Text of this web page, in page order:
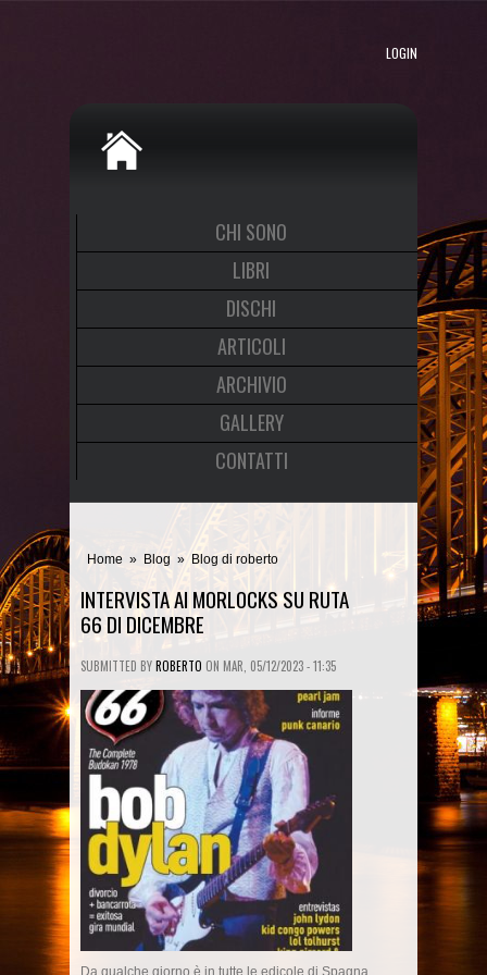
LOGIN
CHI SONO
LIBRI
DISCHI
ARTICOLI
ARCHIVIO
GALLERY
CONTATTI
Home » Blog » Blog di roberto
INTERVISTA AI MORLOCKS SU RUTA
66 DI DICEMBRE
SUBMITTED BYROBERTO ON MAR, 05/12/2023 - 11:35
Da qualche giorno è in tutte le edicole di Spagna